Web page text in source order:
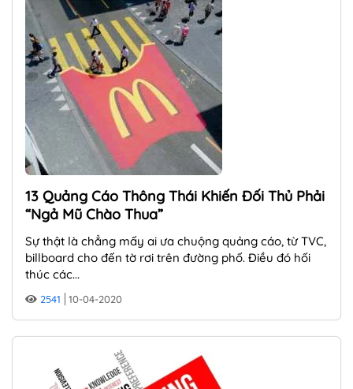
13 Quảng Cáo Thông Thái Khiến Đối Thủ Phải
“ngả Mũ Chào Thua”
Sự thật là chẳng mấy ai ưa chuộng quảng cáo, từ TVC,
billboard cho đến tờ rơi trên đường phố. Điều đó hối
thúc các...
2541 10-04-2020